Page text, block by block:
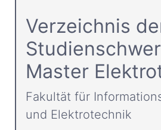
Verzeichnis
Master
Fakultät für
und Elektrotechnik